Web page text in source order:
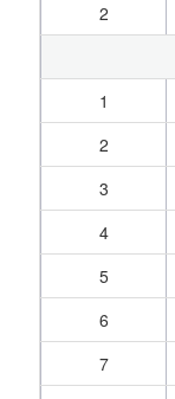
2
1
2
3
4
5
6
7